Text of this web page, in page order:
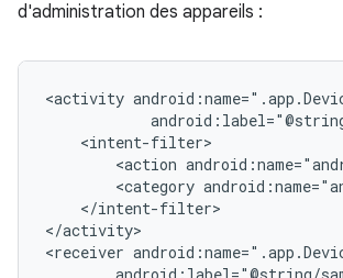
d'administration des appareils :
<activity
<action
<category
</intent-filter>
</activity>
<receiver